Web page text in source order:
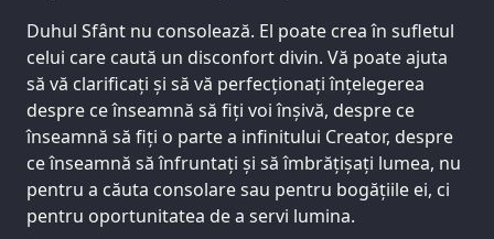
Duhul Sfânt nu consolează. El poate crea în sufletul
celui care caută un disconfort divin. Vă poate ajuta
să vă clarificați și să vă perfecționați înțelegerea
despre ce înseamnă să fiți voi înșivă, despre ce
înseamnă să fiți o parte a infinitului Creator, despre
ce înseamnă să înfruntați și să îmbrățișați lumea, nu
pentru a căuta consolare sau pentru bogățiile ei, ci
pentru oportunitatea de a servi lumina.